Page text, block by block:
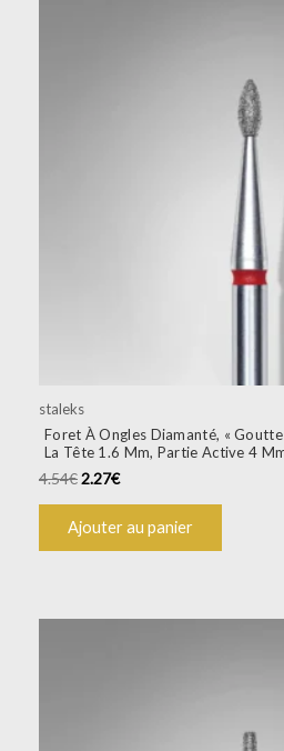
staleks
Foret À Ongles Diamanté, «
La Tête 1.6 Mm, Partie Active 4
4.54€2.27€
Ajouter au panier